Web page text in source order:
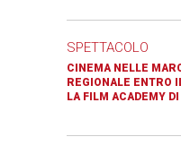
SPETTACOLO
CINEMA NELLE
REGIONALE ENTRO
LA FILM ACADEMY